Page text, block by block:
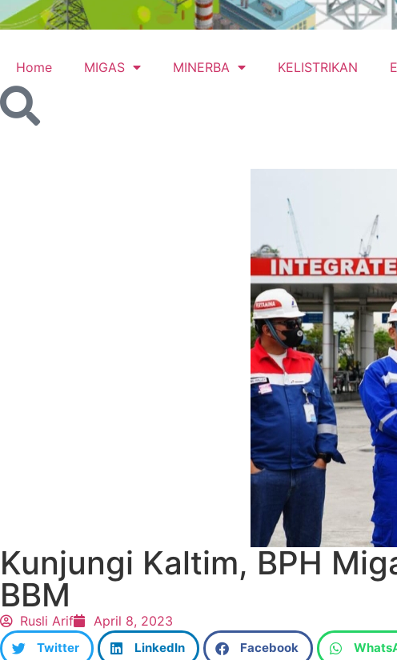
Home MIGAS MINERBA KELISTRIKAN
Kunjungi Kaltim, BPH
BBM
Rusli Arif April 8, 2023
Twitter LinkedIn Facebook